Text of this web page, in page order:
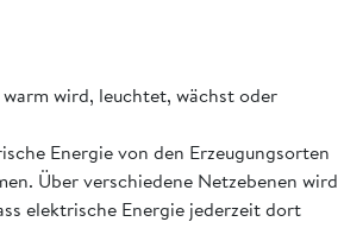
wird, leuchtet, wächst oder
Energie von den Erzeugungsorten
Über verschiedene Netzebenen wird
elektrische Energie jederzeit dort